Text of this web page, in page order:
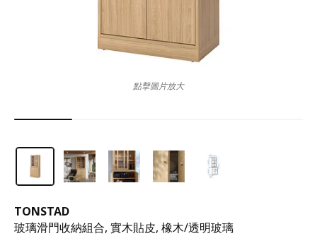
TONSTAD
玻璃滑門收納組合, 實木貼皮, 橡木/透明玻璃
點擊圖片放大